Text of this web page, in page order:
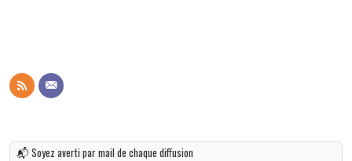
📬 Soyez averti par mail de chaque diffusion